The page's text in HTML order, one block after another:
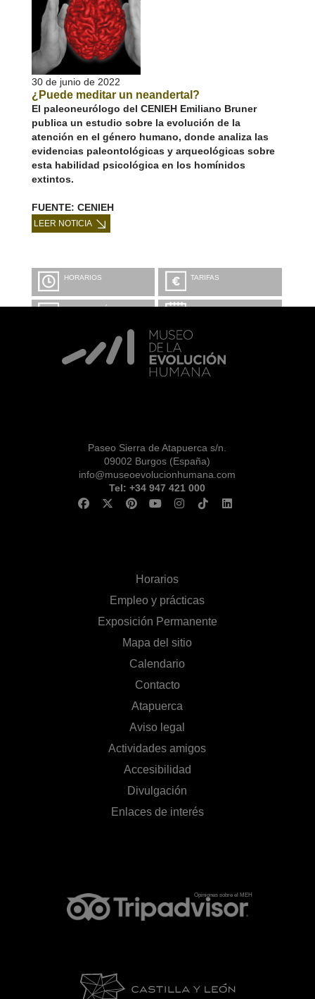
30 de junio de 2022
¿Puede meditar un neandertal?
El paleoneurólogo del CENIEH Emiliano Bruner
publica un estudio sobre la evolución de la
atención en el género humano, donde analiza las
evidencias paleontológicas y arqueológicas sobre
esta habilidad psicológica en los homínidos
extintos.
FUENTE: CENIEH
LEER NOTICIA
HORARIOS TARIFAS
INFORMACIÓN Y
CALENDARIO
VISITA CON
MICROEXPLICACIONES
Paseo Sierra de Atapuerca s/n.
09002 Burgos (España)
info@museoevolucionhumana.com
Tel: +34 947 421 000
Horarios
Empleo y prácticas
Exposición Permanente
Mapa del sitio
Calendario
Contacto
Atapuerca
Aviso legal
Actividades amigos
Accesibilidad
Divulgación
Enlaces de interés
Opiniones sobre el MEH